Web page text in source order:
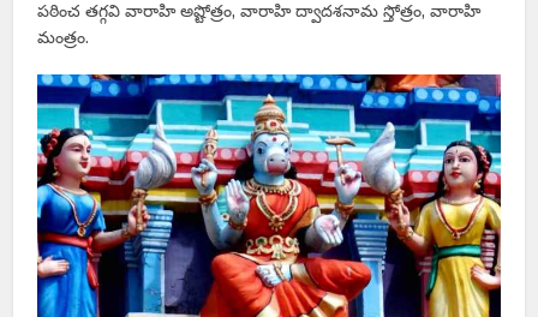
పఠించ తగ్గవి వారాహి అష్టోత్రం, వారాహి ద్వాదశనామ స్తోత్రం, వారాహి
మంత్రం.